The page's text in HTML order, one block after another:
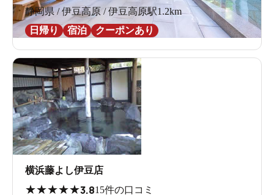
静岡県 / 伊豆高原 / 伊豆高原駅1.2km
日帰り
宿泊 クーポンあり
横浜藤よし伊豆店
★★★★★3.815件の口コミ